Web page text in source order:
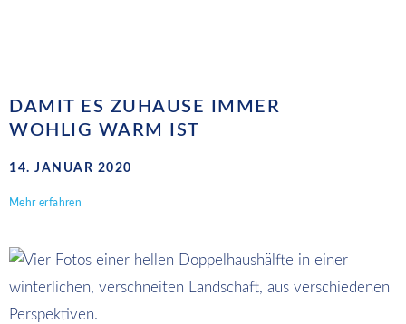
DAMIT ES ZUHAUSE IMMER
WOHLIG WARM IST
14. JANUAR 2020
Mehr erfahren